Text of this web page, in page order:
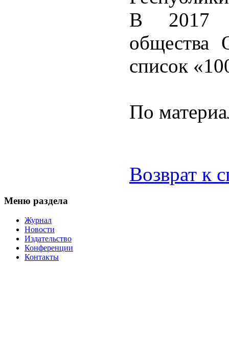
В 2017
список
По
Возврат к
Меню раздела
Журнал
Новости
Издательство
Конференции
Контакты